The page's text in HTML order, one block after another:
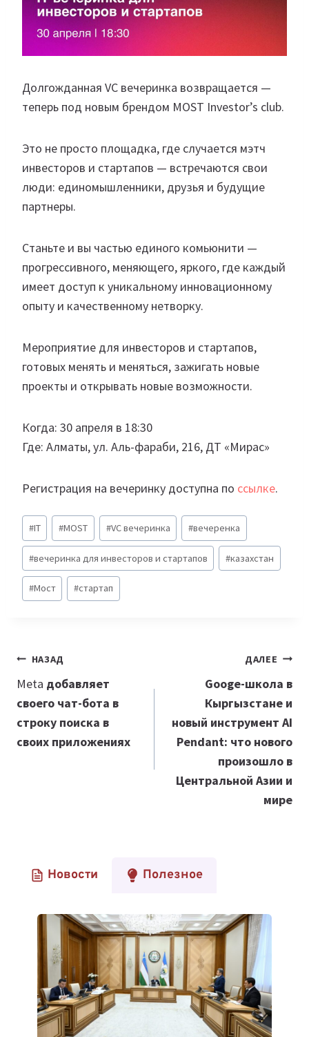
Долгожданная VC вечеринка возвращается —
теперь под новым брендом MOST Investor’s club.
Это не просто площадка, где случается мэтч
инвесторов и стартапов — встречаются свои
люди: единомышленники, друзья и будущие
партнеры.
Станьте и вы частью единого комьюнити —
прогрессивного, меняющего, яркого, где каждый
имеет доступ к уникальному инновационному
опыту и качественному нетворку.
Мероприятие для инвесторов и стартапов,
готовых менять и меняться, зажигать новые
проекты и открывать новые возможности.
Когда: 30 апреля в 18:30
Где: Алматы, ул. Аль-фараби, 216, ДТ «‎Мирас»‎
Регистрация на вечеринку доступна по ссылке.
Метки
записи:
#IT #MOST #VC вечеринка #вечеренка
#вечеринка для инвесторов и стартапов #казахстан
#Мост #стартап
Навигация
по
записям
НАЗАД
Meta добавляет
своего чат-бота в
строку поиска в
своих приложениях
ДАЛЕЕ
Googe-школа в
Кыргызстане и
новый инструмент AI
Pendant: что нового
произошло в
Центральной Азии и
мире
Новости Полезное